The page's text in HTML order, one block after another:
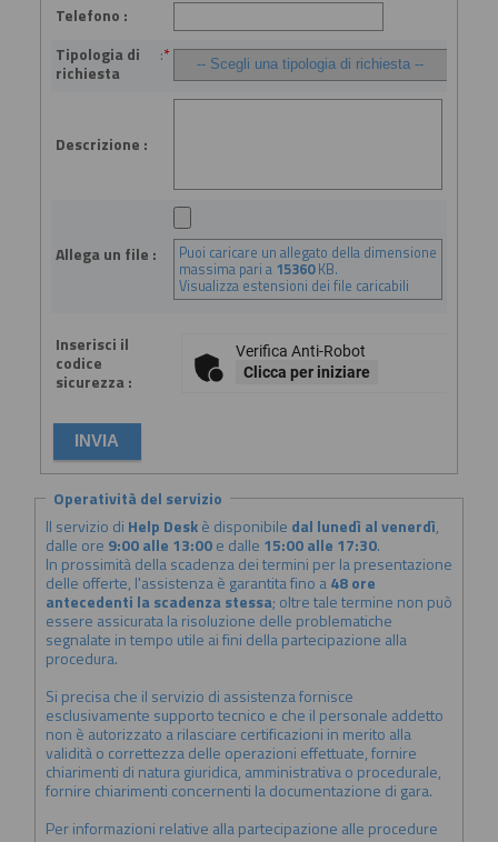
Telefono :
Tipologia di
richiesta
:*
Descrizione :
Allega un file : Puoi caricare un allegato della dimensione
massima pari a 15360KB.
Visualizza estensioni dei file caricabili
Inserisci il
codice
sicurezza :
Verifica Anti-Robot
Clicca per iniziare
Operatività del servizio
Il servizio di Help Deskè disponibile dal lunedì al venerdì,
dalle ore 9:00 alle 13:00e dalle 15:00 alle 17:30.
In prossimità della scadenza dei termini per la presentazione
delle offerte, l'assistenza è garantita fino a48 ore
antecedenti la scadenza stessa; oltre tale termine non può
essere assicurata la risoluzione delle problematiche
segnalate in tempo utile ai fini della partecipazione alla
procedura.
Si precisa che il servizio di assistenza fornisce
esclusivamente supporto tecnico e che il personale addetto
non è autorizzato a rilasciare certificazioni in merito alla
validità o correttezza delle operazioni effettuate, fornire
chiarimenti di natura giuridica, amministrativa o procedurale,
fornire chiarimenti concernenti la documentazione di gara.
Per informazioni relative alla partecipazione alle procedure